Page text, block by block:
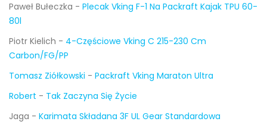
Paweł Bułeczka - Plecak Vking F-1 Na Packraft Kajak TPU 60-
80l
Piotr Kielich - 4-Częściowe Vking C 215-230 Cm
Carbon/FG/PP
Tomasz Ziółkowski - Packraft Vking Maraton Ultra
Robert - Tak Zaczyna Się Życie
Jaga - Karimata Składana 3F UL Gear Standardowa